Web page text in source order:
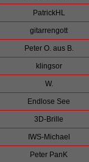
PatrickHL
gitarrengott
Peter O. aus B.
klingsor
W.
Endlose See
3D-Brille
IWS-Michael
Peter PanK